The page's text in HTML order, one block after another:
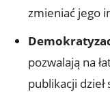
zmieniać jego
pozwalają na
publikacji